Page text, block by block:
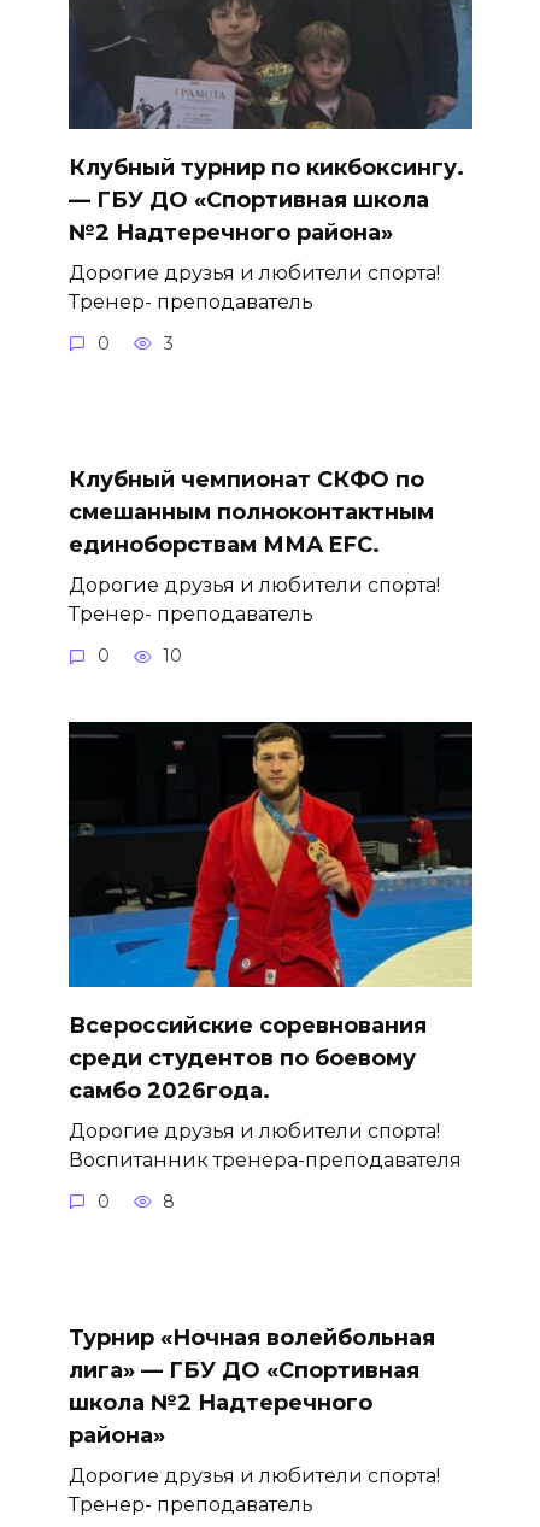
Клубный турнир по кикбоксингу.
— ГБУ ДО «Спортивная школа
№2 Надтеречного района»
Дорогие друзья и любители спорта!
Тренер- преподаватель
0 3
Клубный чемпионат СКФО по
смешанным полноконтактным
единоборствам ММА EFC.
Дорогие друзья и любители спорта!
Тренер- преподаватель
0 10
Всероссийские соревнования
среди студентов по боевому
самбо 2026года.
Дорогие друзья и любители спорта!
Воспитанник тренера-преподавателя
0 8
Турнир «Ночная волейбольная
лига» — ГБУ ДО «Спортивная
школа №2 Надтеречного
района»
Дорогие друзья и любители спорта!
Тренер- преподаватель